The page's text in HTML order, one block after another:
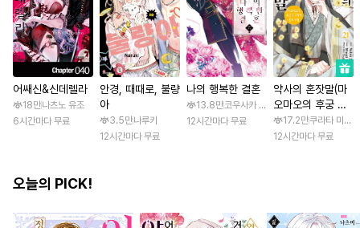
어쌔신&신데렐라
18만나츠노 유조
6시간마다 무료
안경, 때때로, 불량
아
3.5만나루키
12시간마다 무료
나의 행복한 결혼
13.8만코우사카 리토 / 아기토기 아쿠미
12시간마다 무료
약사의 혼잣말(마
오마오의 후궁 수
수께끼 풀이수첩)
17.2만쿠라타 미노
12시간마다 무료
오늘의 PICK!